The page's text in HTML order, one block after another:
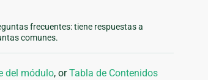
frecuentes: tiene respuestas a
comunes.
del módulo, orTabla de Contenidos